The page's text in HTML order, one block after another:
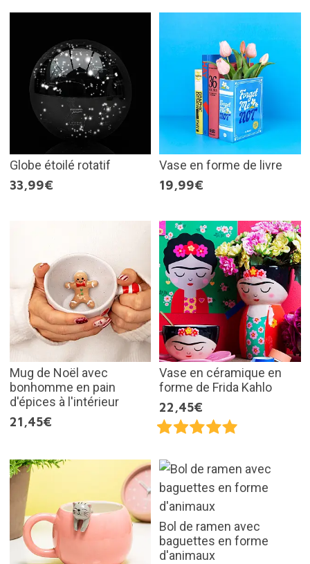
Globe étoilé rotatif
33,99€
Vase en forme de livre
19,99€
Mug de Noël avec
bonhomme en pain
d'épices à l'intérieur
21,45€
Vase en céramique en
forme de Frida Kahlo
22,45€
Bol de ramen avec
baguettes en forme
d'animaux